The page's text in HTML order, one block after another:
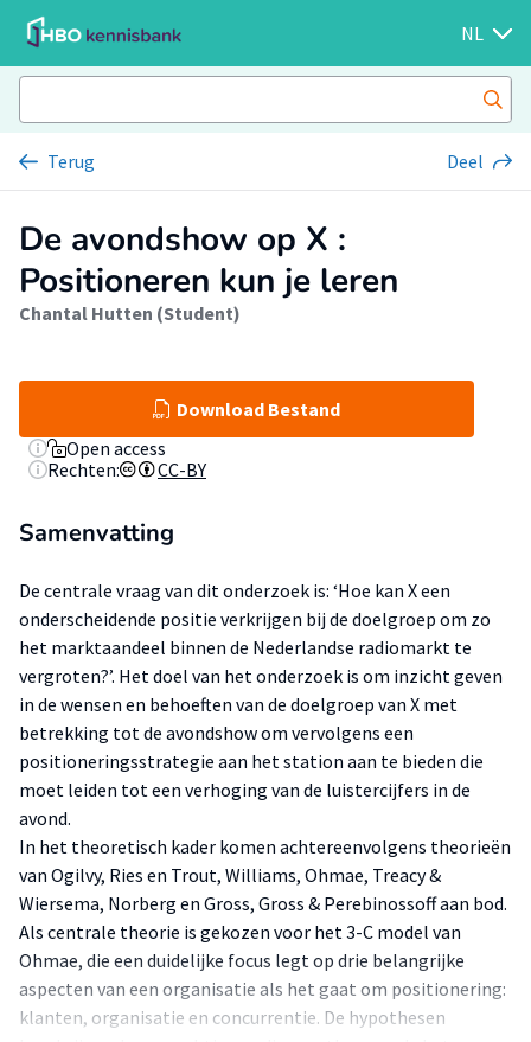
NL
Terug Deel
De avondshow op X :
Positioneren kun je leren
Chantal Hutten (Student)
Download Bestand
Open access
Rechten:
CC-BY
Samenvatting
De centrale vraag van dit onderzoek is: ‘Hoe kan X een
onderscheidende positie verkrijgen bij de doelgroep om zo
het marktaandeel binnen de Nederlandse radiomarkt te
vergroten?’. Het doel van het onderzoek is om inzicht geven
in de wensen en behoeften van de doelgroep van X met
betrekking tot de avondshow om vervolgens een
positioneringsstrategie aan het station aan te bieden die
moet leiden tot een verhoging van de luistercijfers in de
avond.
In het theoretisch kader komen achtereenvolgens theorieën
van Ogilvy, Ries en Trout, Williams, Ohmae, Treacy &
Wiersema, Norberg en Gross, Gross & Perebinossoff aan bod.
Als centrale theorie is gekozen voor het 3-C model van
Ohmae, die een duidelijke focus legt op drie belangrijke
aspecten van een organisatie als het gaat om positionering:
klanten, organisatie en concurrentie. De hypothesen